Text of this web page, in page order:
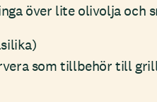
över lite olivolja och
som tillbehör till